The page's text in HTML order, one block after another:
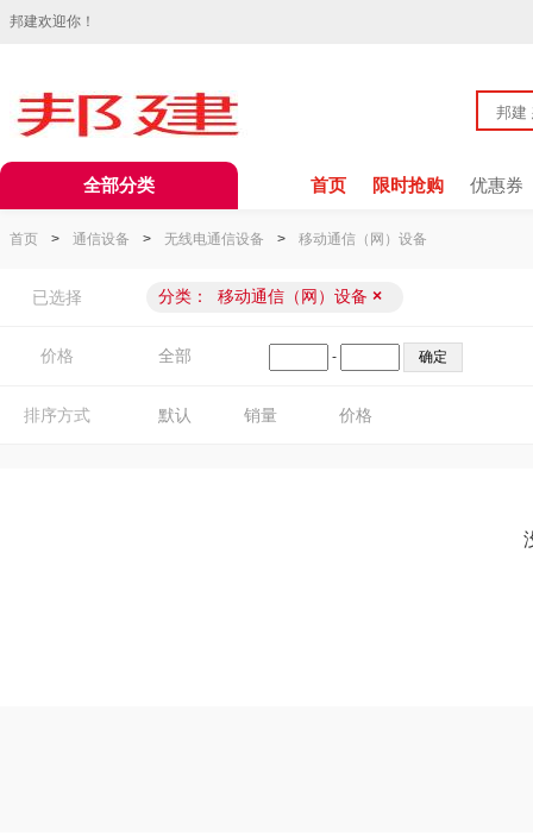
邦建欢迎你！
全部分类 首页 限时抢购 优惠券
首页 > 通信设备 > 无线电通信设备 > 移动通信（网）设备
已选择 分类： 移动通信（网）设备 ×
价格 全部 -
排序方式 默认 销量 价格